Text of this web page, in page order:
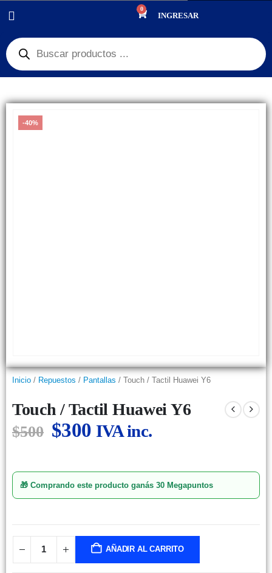
0
INGRESAR
PANTALLAS
-40%
Inicio / Repuestos / Pantallas / Touch / Tactil Huawei Y6
Touch / Tactil Huawei Y6
$500 $300 IVA inc.
🎁 Comprando este producto ganás 30 Megapuntos
AÑADIR AL CARRITO